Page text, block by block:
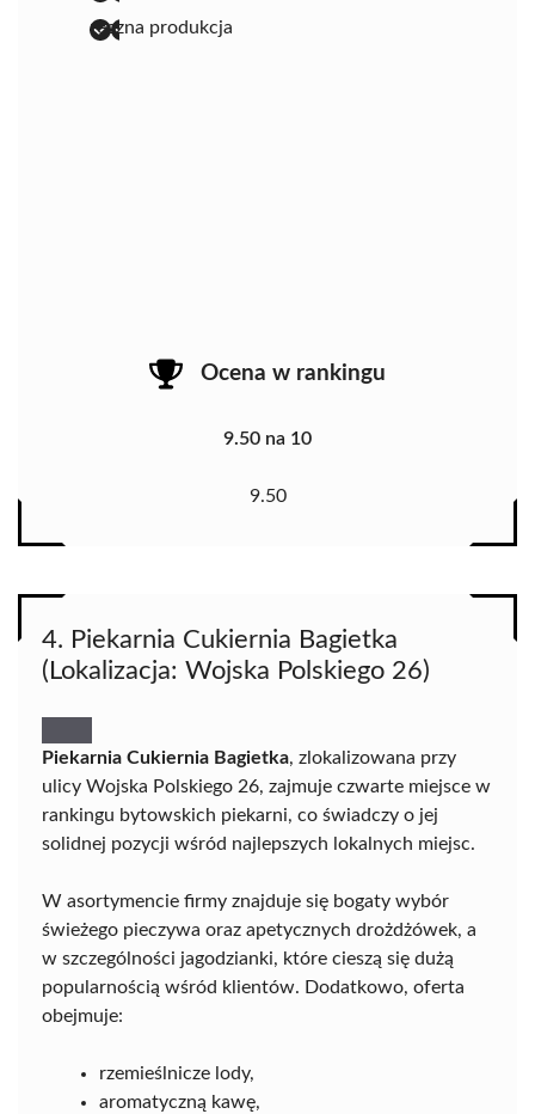
ręczna produkcja
Ocena w rankingu
9.50 na 10
9.50
4. Piekarnia Cukiernia Bagietka
(Lokalizacja: Wojska Polskiego 26)
Piekarnia Cukiernia Bagietka, zlokalizowana przy
ulicy Wojska Polskiego 26, zajmuje czwarte miejsce w
rankingu bytowskich piekarni, co świadczy o jej
solidnej pozycji wśród najlepszych lokalnych miejsc.
W asortymencie firmy znajduje się bogaty wybór
świeżego pieczywa oraz apetycznych drożdżówek, a
w szczególności jagodzianki, które cieszą się dużą
popularnością wśród klientów. Dodatkowo, oferta
obejmuje:
rzemieślnicze lody,
aromatyczną kawę,